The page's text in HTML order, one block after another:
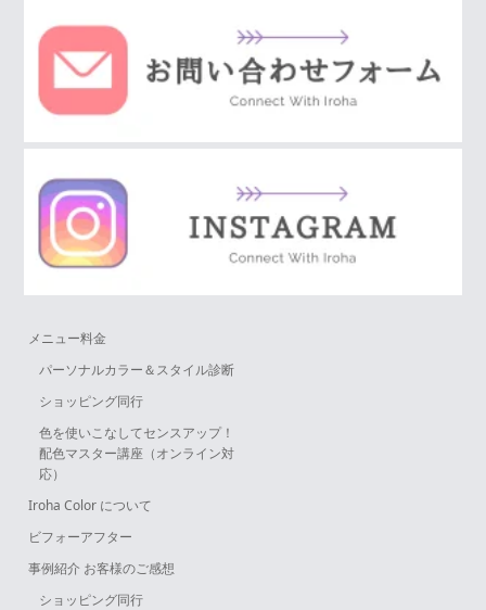
メニュー料金
パーソナルカラー＆スタイル診断
ショッピング同行
色を使いこなしてセンスアップ！
配色マスター講座（オンライン対
応）
Iroha Color について
ビフォーアフター
事例紹介 お客様のご感想
ショッピング同行